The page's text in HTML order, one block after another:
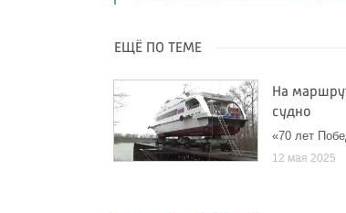
ЕЩЁ ПО ТЕМЕ
На
судно
«70 лет
12 мая 2025